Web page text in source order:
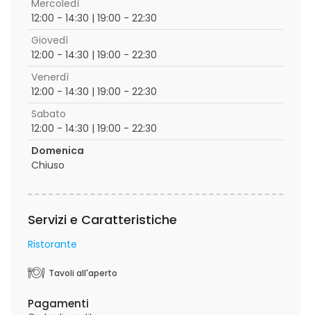
Mercoledì
12:00 - 14:30 | 19:00 - 22:30
Giovedì
12:00 - 14:30 | 19:00 - 22:30
Venerdì
12:00 - 14:30 | 19:00 - 22:30
Sabato
12:00 - 14:30 | 19:00 - 22:30
Domenica
Chiuso
Servizi e Caratteristiche
Ristorante
Tavoli all'aperto
Pagamenti